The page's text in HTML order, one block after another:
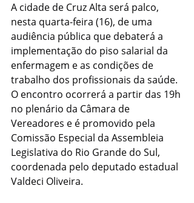
A cidade de Cruz Alta será palco,
nesta quarta-feira (16), de uma
audiência pública que debaterá a
implementação do piso salarial da
enfermagem e as condições de
trabalho dos profissionais da saúde.
O encontro ocorrerá a partir das 19h
no plenário da Câmara de
Vereadores e é promovido pela
Comissão Especial da Assembleia
Legislativa do Rio Grande do Sul,
coordenada pelo deputado estadual
Valdeci Oliveira.